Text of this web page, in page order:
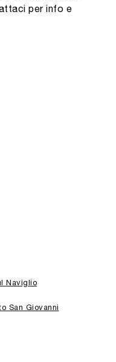
per info e
Naviglio
San Giovanni